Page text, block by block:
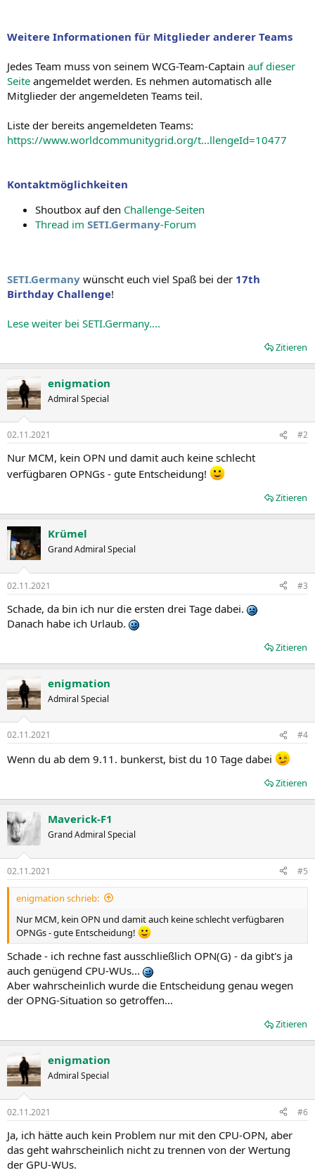
Weitere Informationen für Mitglieder anderer Teams
Jedes Team muss von seinem WCG-Team-Captain auf dieser
Seite angemeldet werden. Es nehmen automatisch alle
Mitglieder der angemeldeten Teams teil.
Liste der bereits angemeldeten Teams:
https://www.worldcommunitygrid.org/t...llengeId=10477
Kontaktmöglichkeiten
Shoutbox auf den Challenge-Seiten
Thread im SETI.Germany-Forum
SETI.Germany wünscht euch viel Spaß bei der 17th
Birthday Challenge!
Lese weiter bei SETI.Germany....
Zitieren
enigmation
Admiral Special
02.11.2021 #2
Nur MCM, kein OPN und damit auch keine schlecht
verfügbaren OPNGs - gute Entscheidung!
Zitieren
Krümel
Grand Admiral Special
02.11.2021 #3
Schade, da bin ich nur die ersten drei Tage dabei.
Danach habe ich Urlaub.
Zitieren
enigmation
Admiral Special
02.11.2021 #4
Wenn du ab dem 9.11. bunkerst, bist du 10 Tage dabei
Zitieren
Maverick-F1
Grand Admiral Special
02.11.2021 #5
enigmation schrieb:
Nur MCM, kein OPN und damit auch keine schlecht verfügbaren
OPNGs - gute Entscheidung!
Schade - ich rechne fast ausschließlich OPN(G) - da gibt's ja
auch genügend CPU-WUs...
Aber wahrscheinlich wurde die Entscheidung genau wegen
der OPNG-Situation so getroffen...
Zitieren
enigmation
Admiral Special
02.11.2021 #6
Ja, ich hätte auch kein Problem nur mit den CPU-OPN, aber
das geht wahrscheinlich nicht zu trennen von der Wertung
der GPU-WUs.